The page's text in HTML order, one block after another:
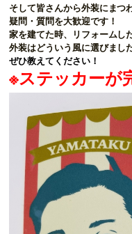
そして皆さんから外装にまつ
疑問・質問を大歓迎です！
家を建てた時、リフォームし
外装はどういう風に選びまし
ぜひ教えてください！
※ステッカーが